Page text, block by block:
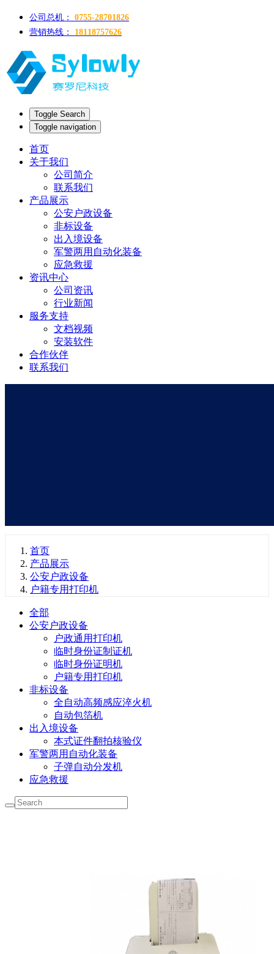
公司总机： 0755-28701826
营销热线： 18118757626
Toggle Search
Toggle navigation
首页
关于我们
公司简介
联系我们
产品展示
公安户政设备
非标设备
出入境设备
军警两用自动化装备
应急救援
资讯中心
公司资讯
行业新闻
服务支持
文档视频
安装软件
合作伙伴
联系我们
首页
产品展示
公安户政设备
户籍专用打印机
全部
公安户政设备
户政通用打印机
临时身份证制证机
临时身份证明机
户籍专用打印机
非标设备
全自动高频感应淬火机
自动包箔机
出入境设备
本式证件翻拍核验仪
军警两用自动化装备
子弹自动分发机
应急救援